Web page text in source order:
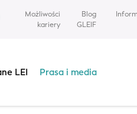
Możliwości
kariery
Blog
GLEIF
LEI Prasa i media
internetowej są